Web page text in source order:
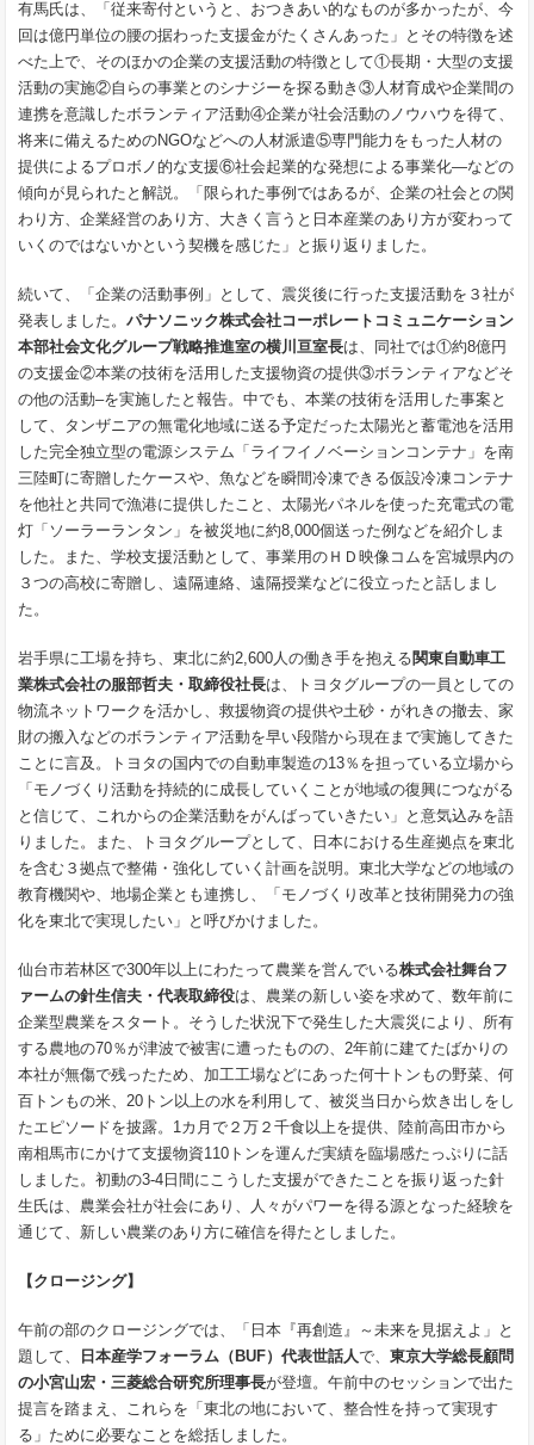
有馬氏は、「従来寄付というと、おつきあい的なものが多かったが、今
回は億円単位の腰の据わった支援金がたくさんあった」とその特徴を述
べた上で、そのほかの企業の支援活動の特徴として①長期・大型の支援
活動の実施②自らの事業とのシナジーを探る動き③人材育成や企業間の
連携を意識したボランティア活動④企業が社会活動のノウハウを得て、
将来に備えるためのNGOなどへの人材派遣⑤専門能力をもった人材の
提供によるプロボノ的な支援⑥社会起業的な発想による事業化—などの
傾向が見られたと解説。「限られた事例ではあるが、企業の社会との関
わり方、企業経営のあり方、大きく言うと日本産業のあり方が変わって
いくのではないかという契機を感じた」と振り返りました。
続いて、「企業の活動事例」として、震災後に行った支援活動を３社が
発表しました。 パナソニック株式会社コーポレートコミュニケーション
本部社会文化グループ戦略推進室の横川亘室長は、同社では①約8億円
の支援金②本業の技術を活用した支援物資の提供③ボランティアなどそ
の他の活動–を実施したと報告。中でも、本業の技術を活用した事案と
して、タンザニアの無電化地域に送る予定だった太陽光と蓄電池を活用
した完全独立型の電源システム「ライフイノベーションコンテナ」を南
三陸町に寄贈したケースや、魚などを瞬間冷凍できる仮設冷凍コンテナ
を他社と共同で漁港に提供したこと、太陽光パネルを使った充電式の電
灯「ソーラーランタン」を被災地に約8,000個送った例などを紹介しま
した。また、学校支援活動として、事業用のＨＤ映像コムを宮城県内の
３つの高校に寄贈し、遠隔連絡、遠隔授業などに役立ったと話しまし
た。
岩手県に工場を持ち、東北に約2,600人の働き手を抱える 関東自動車工
業株式会社の服部哲夫・取締役社長は、トヨタグループの一員としての
物流ネットワークを活かし、救援物資の提供や土砂・がれきの撤去、家
財の搬入などのボランティア活動を早い段階から現在まで実施してきた
ことに言及。トヨタの国内での自動車製造の13％を担っている立場から
「モノづくり活動を持続的に成長していくことが地域の復興につながる
と信じて、これからの企業活動をがんばっていきたい」と意気込みを語
りました。また、トヨタグループとして、日本における生産拠点を東北
を含む３拠点で整備・強化していく計画を説明。東北大学などの地域の
教育機関や、地場企業とも連携し、「モノづくり改革と技術開発力の強
化を東北で実現したい」と呼びかけました。
仙台市若林区で300年以上にわたって農業を営んでいる株式会社舞台フ
ァームの針生信夫・代表取締役は、農業の新しい姿を求めて、数年前に
企業型農業をスタート。そうした状況下で発生した大震災により、所有
する農地の70％が津波で被害に遭ったものの、2年前に建てたばかりの
本社が無傷で残ったため、加工工場などにあった何十トンもの野菜、何
百トンもの米、20トン以上の水を利用して、被災当日から炊き出しをし
たエピソードを披露。1カ月で２万２千食以上を提供、陸前高田市から
南相馬市にかけて支援物資110トンを運んだ実績を臨場感たっぷりに話
しました。初動の3-4日間にこうした支援ができたことを振り返った針
生氏は、農業会社が社会にあり、人々がパワーを得る源となった経験を
通じて、新しい農業のあり方に確信を得たとしました。
【クロージング】
午前の部のクロージングでは、「日本『再創造』～未来を見据えよ」と
題して、
日本産学フォーラム（BUF）代表世話人で、 東京大学総長顧問
の小宮山宏・三菱総合研究所理事長が登壇。午前中のセッションで出た
提言を踏まえ、これらを「東北の地において、整合性を持って実現す
る」ために必要なことを総括しました。